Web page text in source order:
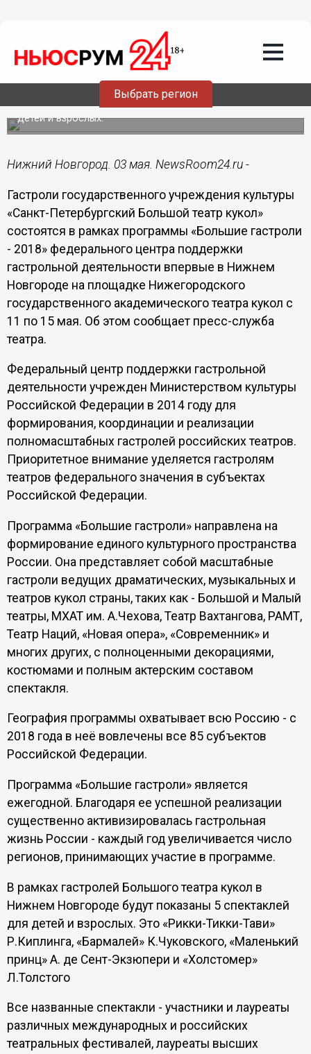
Выбрать регион
Санкт-Петербургский Большой театр
кукол будет гастролировать в Нижнем
Новгороде
В рамках гастролей будут показаны 5 спектаклей для
детей и взрослых.
Нижний Новгород. 03 мая. NewsRoom24.ru -
Гастроли государственного учреждения культуры
«Санкт-Петербургский Большой театр кукол»
состоятся в рамках программы «Большие гастроли
- 2018» федерального центра поддержки
гастрольной деятельности впервые в Нижнем
Новгороде на площадке Нижегородского
государственного академического театра кукол с
11 по 15 мая. Об этом сообщает пресс-служба
театра.
Федеральный центр поддержки гастрольной
деятельности учрежден Министерством культуры
Российской Федерации в 2014 году для
формирования, координации и реализации
полномасштабных гастролей российских театров.
Приоритетное внимание уделяется гастролям
театров федерального значения в субъектах
Российской Федерации.
Программа «Большие гастроли» направлена на
формирование единого культурного пространства
России. Она представляет собой масштабные
гастроли ведущих драматических, музыкальных и
театров кукол страны, таких как - Большой и Малый
театры, МХАТ им. А.Чехова, Театр Вахтангова, РАМТ,
Театр Наций, «Новая опера», «Современник» и
многих других, с полноценными декорациями,
костюмами и полным актерским составом
спектакля.
География программы охватывает всю Россию - с
2018 года в неё вовлечены все 85 субъектов
Российской Федерации.
Программа «Большие гастроли» является
ежегодной. Благодаря ее успешной реализации
существенно активизировалась гастрольная
жизнь России - каждый год увеличивается число
регионов, принимающих участие в программе.
В рамках гастролей Большого театра кукол в
Нижнем Новгороде будут показаны 5 спектаклей
для детей и взрослых. Это «Рикки-Тикки-Тави»
Р.Киплинга, «Бармалей» К.Чуковского, «Маленький
принц» А. де Сент-Экзюпери и «Холстомер»
Л.Толстого
Все названные спектакли - участники и лауреаты
различных международных и российских
театральных фестивалей, лауреаты высших